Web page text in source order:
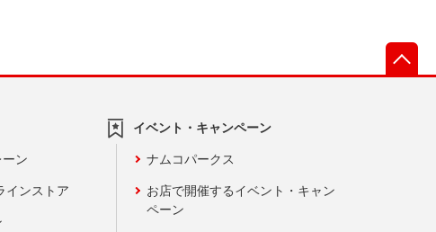
ン
インストア
イベント・キャンペーン
ナムコパークス
お店で開催するイベント・キャン
ペーン